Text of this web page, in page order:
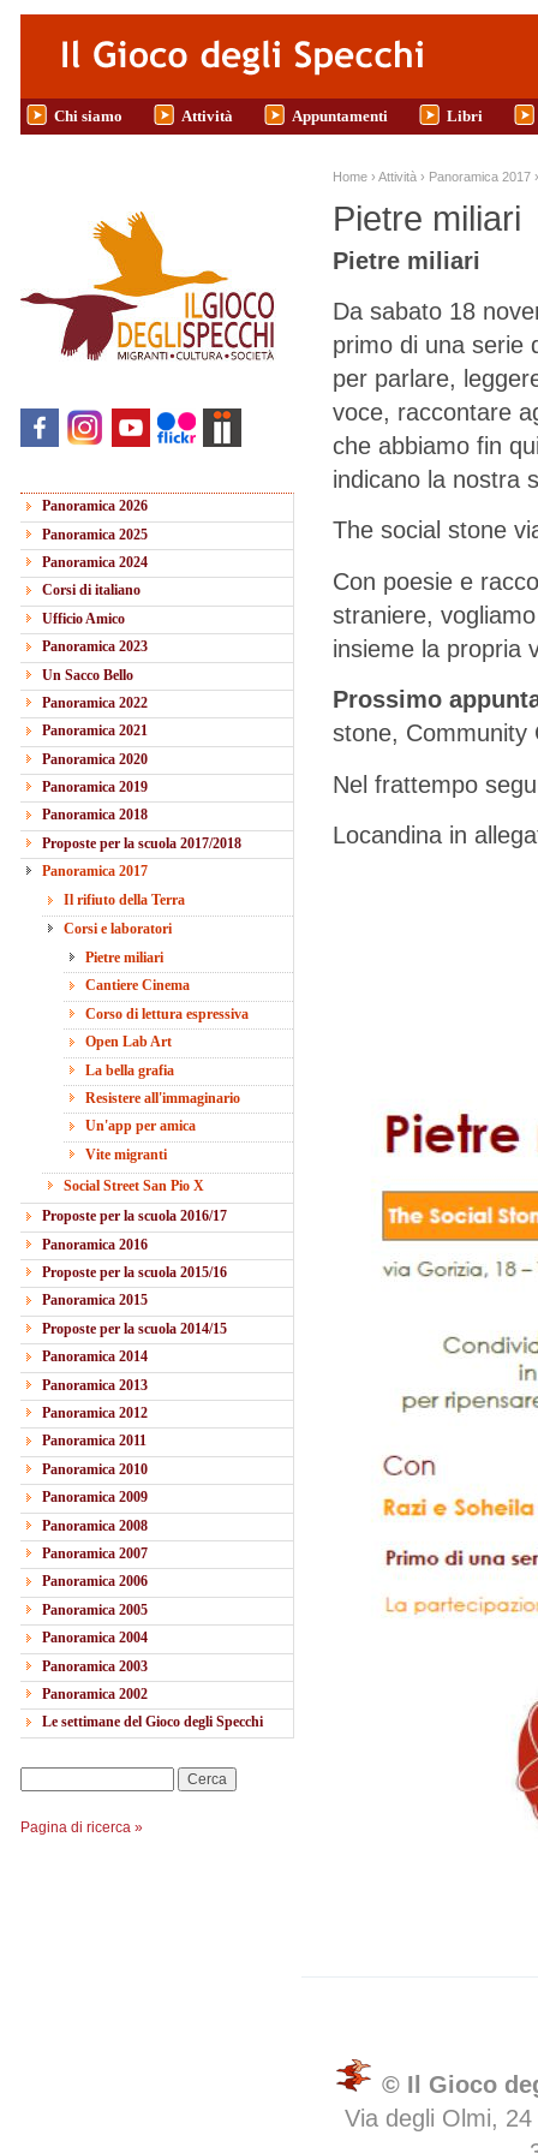
Salta al contenuto principale
Chi siamo Attività Appuntamenti Libri
Panoramica 2026
Panoramica 2025
Panoramica 2024
Corsi di italiano
Ufficio Amico
Panoramica 2023
Un Sacco Bello
Panoramica 2022
Panoramica 2021
Panoramica 2020
Panoramica 2019
Panoramica 2018
Proposte per la scuola 2017/2018
Panoramica 2017
Il rifiuto della Terra
Corsi e laboratori
Pietre miliari
Cantiere Cinema
Corso di lettura espressiva
Open Lab Art
La bella grafia
Resistere all'immaginario
Un'app per amica
Vite migranti
Social Street San Pio X
Proposte per la scuola 2016/17
Panoramica 2016
Proposte per la scuola 2015/16
Panoramica 2015
Proposte per la scuola 2014/15
Panoramica 2014
Panoramica 2013
Panoramica 2012
Panoramica 2011
Panoramica 2010
Panoramica 2009
Panoramica 2008
Panoramica 2007
Panoramica 2006
Panoramica 2005
Panoramica 2004
Panoramica 2003
Panoramica 2002
Le settimane del Gioco degli Specchi
Pagina di ricerca »
Tu sei qui
Home › Attività › Panoramica 2017
Pietre miliari
Pietre miliari
Da sabato 18
primo di una serie
per parlare,
voce, raccontare
che abbiamo fin
indicano la nostra
The social stone
Con poesie e
straniere,
insieme la propria
Prossimo
stone, Community
Nel frattempo
Locandina in
© Il Gioco
Via degli Olmi,